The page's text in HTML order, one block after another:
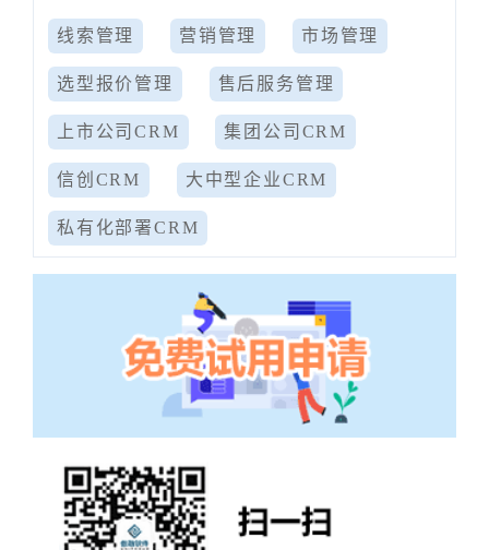
线索管理 营销管理 市场管理
选型报价管理 售后服务管理
上市公司CRM 集团公司CRM
信创CRM 大中型企业CRM
私有化部署CRM